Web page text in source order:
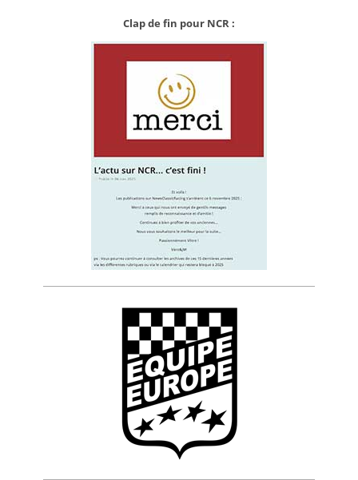
Clap de fin pour NCR :